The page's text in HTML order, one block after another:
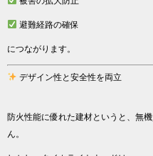
避難経路の確保
につながります。
デザイン性と安全性を両立
防火性能に優れた建材というと、無
ん。